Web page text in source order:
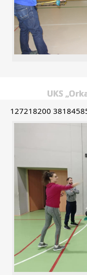
UKS
127218200